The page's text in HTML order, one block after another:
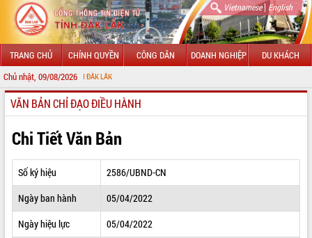
Vietnamese| English
TRANG CHỦ CHÍNH QUYỀN CÔNG DÂN DOANH NGHIỆP DU KHÁCH
Chủ nhật, 09/08/2026
GIỚI THIỆU
LÃNH ĐẠO UBND TỈNH
TIN TỨC SỰ KIỆN
SỞ, BAN, NGÀNH
VĂN BẢN CHỈ ĐẠO ĐIỀU HÀNH
Chi Tiết Văn Bản
Số ký hiệu
2586/UBND-CN
Ngày ban hành
05/04/2022
Ngày hiệu lực
05/04/2022